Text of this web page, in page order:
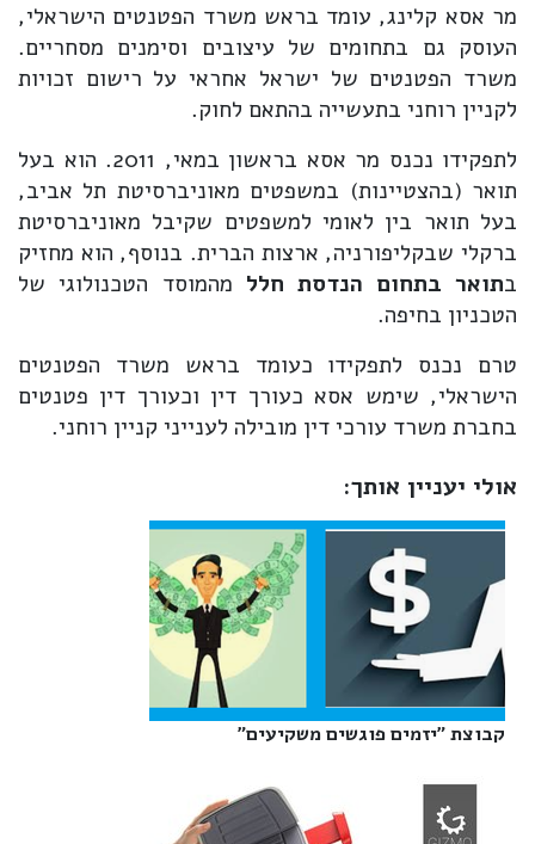
מר אסא קלינג, עומד בראש משרד הפטנטים הישראלי,
העוסק גם בתחומים של עיצובים וסימנים מסחריים.
משרד הפטנטים של ישראל אחראי על רישום זכויות
לקניין רוחני בתעשייה בהתאם לחוק.
לתפקידו נכנס מר אסא בראשון במאי, 2011. הוא בעל
תואר (בהצטיינות) במשפטים מאוניברסיטת תל אביב,
בעל תואר בין לאומי למשפטים שקיבל מאוניברסיטת
ברקלי שבקליפורניה, ארצות הברית. בנוסף, הוא מחזיק
בתואר בתחום הנדסת חלל מהמוסד הטכנולוגי של
הטכניון בחיפה.
טרם נכנס לתפקידו כעומד בראש משרד הפטנטים
הישראלי, שימש אסא כעורך דין וכעורך דין פטנטים
בחברת משרד עורכי דין מובילה לענייני קניין רוחני.
אולי יעניין אותך:
קבוצת "יזמים פוגשים משקיעים"‎